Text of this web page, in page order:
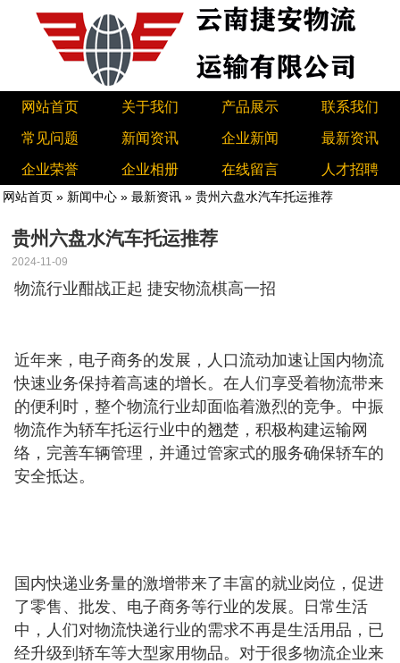
网站首页 关于我们 产品展示 联系我们
常见问题 新闻资讯 企业新闻 最新资讯
企业荣誉 企业相册 在线留言 人才招聘
网站首页 » 新闻中心 » 最新资讯 » 贵州六盘水汽车托运推荐
贵州六盘水汽车托运推荐
2024-11-09
物流行业酣战正起 捷安物流棋高一招
近年来，电子商务的发展，人口流动加速让国内物流
快速业务保持着高速的增长。在人们享受着物流带来
的便利时，整个物流行业却面临着激烈的竞争。中振
物流作为轿车托运行业中的翘楚，积极构建运输网
络，完善车辆管理，并通过管家式的服务确保轿车的
安全抵达。
国内快递业务量的激增带来了丰富的就业岗位，促进
了零售、批发、电子商务等行业的发展。日常生活
中，人们对物流快递行业的需求不再是生活用品，已
经升级到轿车等大型家用物品。对于很多物流企业来